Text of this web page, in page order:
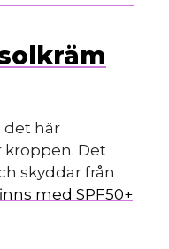
det här
kroppen. Det
skyddar från
med SPF50+